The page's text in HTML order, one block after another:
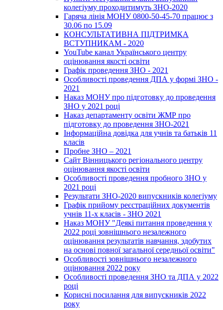
колегіуму проходитимуть ЗНО-2020
Гаряча лінія МОНУ 0800-50-45-70 працює з
30.06 по 15.09
КОНСУЛЬТАТИВНА ПІДТРИМКА
ВСТУПНИКАМ - 2020
YouTube канал Українського центру
оцінювання якості освіти
Графік проведення ЗНО - 2021
Особливості проведення ДПА у формі ЗНО -
2021
Наказ МОНУ про підготовку до проведення
ЗНО у 2021 році
Наказ департаменту освіти ЖМР про
підготовку до проведення ЗНО-2021
Інформаційна довідка для учнів та батьків 11
класів
Пробне ЗНО – 2021
Сайт Вінницького регіонального центру
оцінювання якості освіти
Особливості проведення пробного ЗНО у
2021 році
Результати ЗНО-2020 випускників колегіуму
Графік прийому реєстраційних документів
учнів 11-х класів - ЗНО 2021
Наказ МОНУ "Деякі питання проведення у
2022 році зовнішнього незалежного
оцінювання результатів навчання, здобутих
на основі повної загальної середньої освіти"
Особливості зовнішнього незалежного
оцінювання 2022 року
Особливості проведення ЗНО та ДПА у 2022
році
Корисні посилання для випускників 2022
року